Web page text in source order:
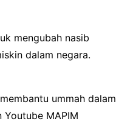
mengubah nasib
dalam negara.
ummah dalam
Youtube MAPIM